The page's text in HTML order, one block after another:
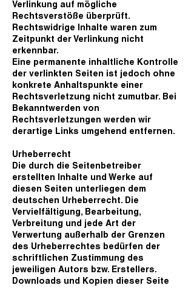
Verlinkung auf mögliche
Rechtsverstöße überprüft.
Rechtswidrige Inhalte waren zum
Zeitpunkt der Verlinkung nicht
erkennbar.
Eine permanente inhaltliche Kontrolle
der verlinkten Seiten ist jedoch ohne
konkrete Anhaltspunkte einer
Rechtsverletzung nicht zumutbar. Bei
Bekanntwerden von
Rechtsverletzungen werden wir
derartige Links umgehend entfernen.
Urheberrecht
Die durch die Seitenbetreiber
erstellten Inhalte und Werke auf
diesen Seiten unterliegen dem
deutschen Urheberrecht. Die
Vervielfältigung, Bearbeitung,
Verbreitung und jede Art der
Verwertung außerhalb der Grenzen
des Urheberrechtes bedürfen der
schriftlichen Zustimmung des
jeweiligen Autors bzw. Erstellers.
Downloads und Kopien dieser Seite